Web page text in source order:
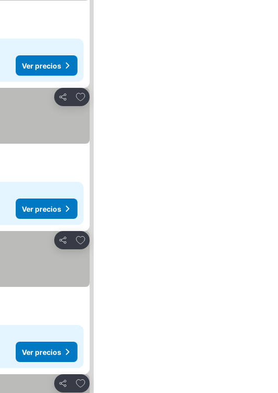
Ver precios
Compartir
Agregar a favoritos
Ver precios
Compartir
Agregar a favoritos
Ver precios
Compartir
Agregar a favoritos